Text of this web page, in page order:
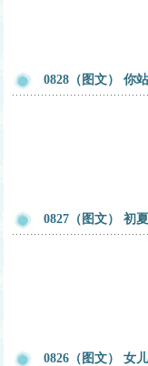
0828（图文） 你
0827（图文） 初
0826（图文） 女